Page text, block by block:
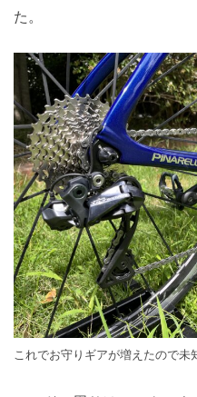
た。
これでお守りギアが増えたので未